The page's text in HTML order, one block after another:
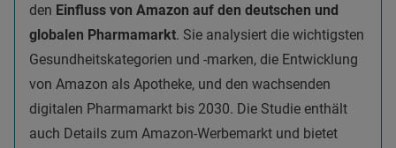
den Einfluss von Amazon auf den deutschen und
globalen Pharmamarkt. Sie analysiert die wichtigsten
Gesundheitskategorien und -marken, die Entwicklung
von Amazon als Apotheke, und den wachsenden
digitalen Pharmamarkt bis 2030. Die Studie enthält
auch Details zum Amazon-Werbemarkt und bietet